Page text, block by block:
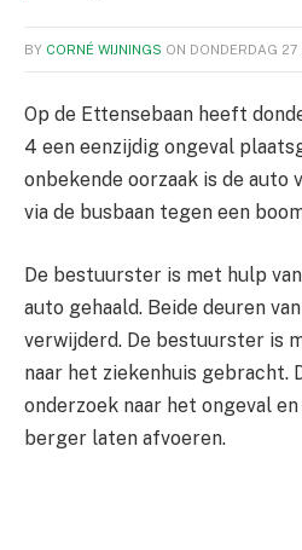
BY CORNÉ WIJNINGS ON DONDERDAG 27
Op de Ettensebaan heeft
4 een eenzijdig ongeval
onbekende oorzaak is de auto
via de busbaan tegen een
De bestuurster is met hulp
auto gehaald. Beide deuren
verwijderd. De bestuurster is
naar het ziekenhuis gebracht.
onderzoek naar het ongeval
berger laten afvoeren.